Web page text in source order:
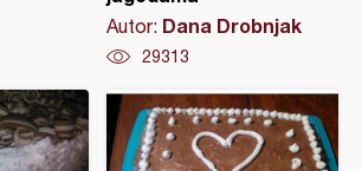
Autor: Dana Drobnjak
29313